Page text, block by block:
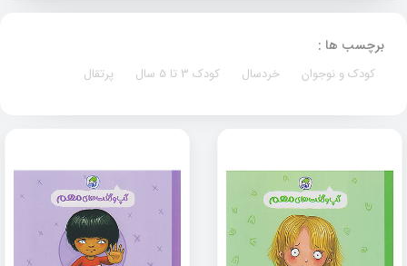
برچسب ها :
کودک و نوجوان خردسال کودک 3 تا 5 سال پرتقال